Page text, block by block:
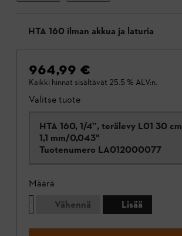
HTA 160 ilman akkua ja laturia
964,99 €
Kaikki hinnat sisältävät 25.5 % ALV:n.
Valitse tuote
HTA 160, 1/4”, terälevy L01 30
1,1 mm/0,043"
Tuotenumero LA012000077
Määrä
Vähennä
Lisää